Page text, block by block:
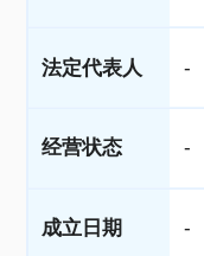
法定代表人 -
经营状态 -
成立日期 -